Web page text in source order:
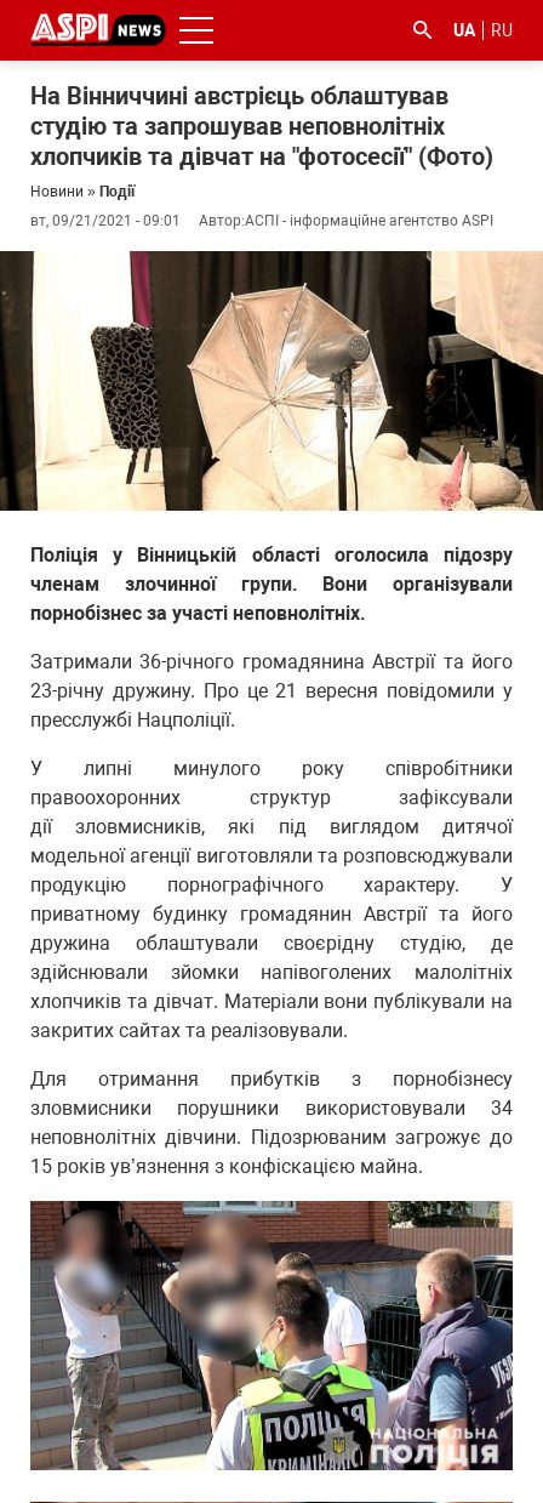
UA RU
На Вінниччині австрієць облаштував
студію та запрошував неповнолітніх
хлопчиків та дівчат на "фотосесії" (Фото)
Новини » Події
вт, 09/21/2021 - 09:01
Автор:АСПІ - інформаційне агентство ASPI
Поліція у Вінницькій області оголосила підозру
членам злочинної групи. Вони організували
порнобізнес за участі неповнолітніх.
Затримали 36-річного громадянина Австрії та його
23-річну дружину. Про це 21 вересня повідомили у
пресслужбі Нацполіції.
У липні минулого року співробітники
правоохоронних структур зафіксували
дії зловмисників, які під виглядом дитячої
модельної агенції виготовляли та розповсюджували
продукцію порнографічного характеру. У
приватному будинку громадянин Австрії та його
дружина облаштували своєрідну студію, де
здійснювали зйомки напівоголених малолітніх
хлопчиків та дівчат. Матеріали вони публікували на
закритих сайтах та реалізовували.
Для отримання прибутків з порнобізнесу
зловмисники порушники використовували 34
неповнолітніх дівчини. Підозрюваним загрожує до
15 років ув’язнення з конфіскацією майна.
#ООС
#боротьба
корупцією
#коронавірус